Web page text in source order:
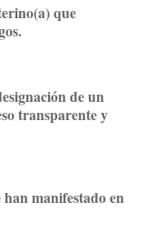
que
de un
transparente y
han manifestado en